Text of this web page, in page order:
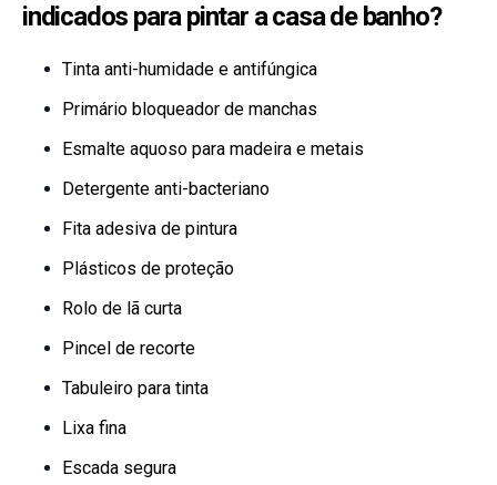
indicados para pintar a casa de banho?
Tinta anti-humidade e antifúngica
Primário bloqueador de manchas
Esmalte aquoso para madeira e metais
Detergente anti-bacteriano
Fita adesiva de pintura
Plásticos de proteção
Rolo de lã curta
Pincel de recorte
Tabuleiro para tinta
Lixa fina
Escada segura